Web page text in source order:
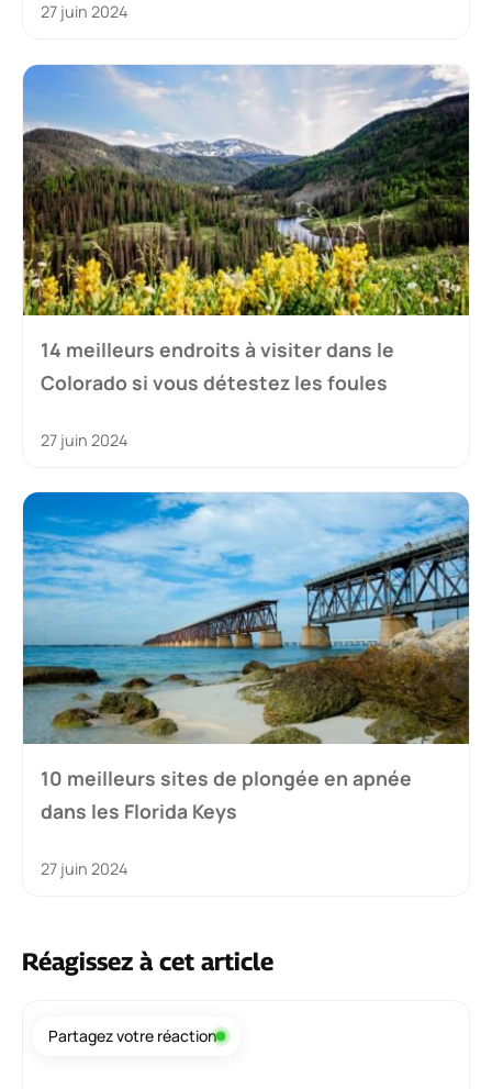
27 juin 2024
14 meilleurs endroits à visiter dans le
Colorado si vous détestez les foules
27 juin 2024
10 meilleurs sites de plongée en apnée
dans les Florida Keys
27 juin 2024
Réagissez à cet article
Partagez votre réaction